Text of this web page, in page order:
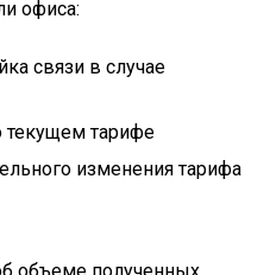
офиса:
связи в случае
текущем тарифе
изменения тарифа